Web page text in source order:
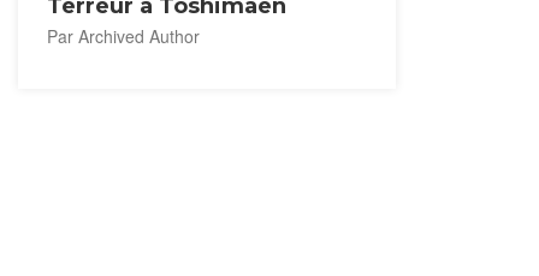
Terreur à Toshimaen
Par Archived Author